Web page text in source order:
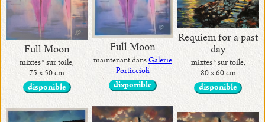
actuelles
Contactez
Full Moon
mixtes* sur toile,
75 x 50 cm
disponible
Full Moon
maintenant dans Galerie
Porticcioli
disponible
Requiem for a past
day
mixtes* sur toile,
80 x 60 cm
disponible